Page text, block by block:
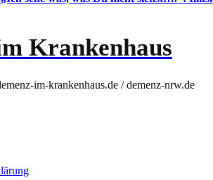
Krankenhaus
im-krankenhaus.de / demenz-nrw.de